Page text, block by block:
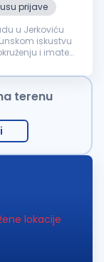
prijave
u Jerkoviću
iskustvu
i imate
terenu
lokacije